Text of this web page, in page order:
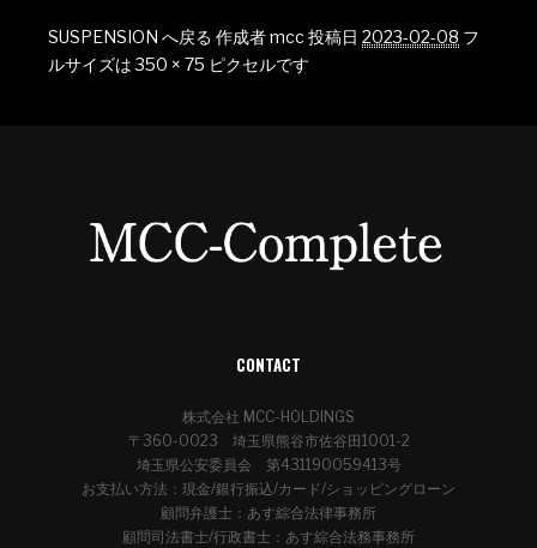
SUSPENSION へ戻る 作成者mcc投稿日 2023-02-08 フ
ルサイズは350 × 75 ピクセルです
CONTACT
株式会社 MCC-HOLDINGS
〒360-0023 埼玉県熊谷市佐谷田1001-2
埼玉県公安委員会 第431190059413号
お支払い方法：現金/銀行振込/カード/ショッピングローン
顧問弁護士：あす綜合法律事務所
顧問司法書士/行政書士：あす綜合法務事務所